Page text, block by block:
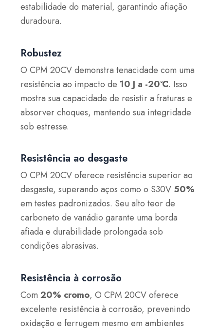
estabilidade do material, garantindo afiação
duradoura.
Robustez
O CPM 20CV demonstra tenacidade com uma
resistência ao impacto de 10 J a -20°C. Isso
mostra sua capacidade de resistir a fraturas e
absorver choques, mantendo sua integridade
sob estresse.
Resistência ao desgaste
O CPM 20CV oferece resistência superior ao
desgaste, superando aços como o S30V 50%
em testes padronizados. Seu alto teor de
carboneto de vanádio garante uma borda
afiada e durabilidade prolongada sob
condições abrasivas.
Resistência à corrosão
Com20% cromo, O CPM 20CV oferece
excelente resistência à corrosão, prevenindo
oxidação e ferrugem mesmo em ambientes